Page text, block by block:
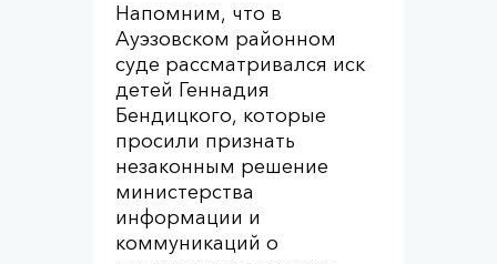
Напомним, что в
Ауэзовском районном
суде рассматривался иск
детей Геннадия
Бендицкого, которые
просили признать
незаконным решение
министерства
информации и
коммуникаций о